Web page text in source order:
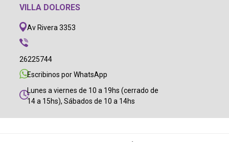
VILLA DOLORES
Av Rivera 3353
26225744
Escribinos por WhatsApp
Lunes a viernes de 10 a 19hs (cerrado de
14 a 15hs), Sábados de 10 a 14hs